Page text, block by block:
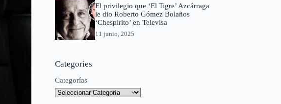
El privilegio que ‘El Tigre’ Azcárraga
le dio Roberto Gómez Bolaños
‘Chespirito’ en Televisa
11 junio, 2025
Categories
Categorías